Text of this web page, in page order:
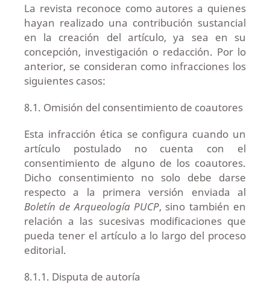
La revista reconoce como autores a quienes
hayan realizado una contribución sustancial
en la creación del artículo, ya sea en su
concepción, investigación o redacción. Por lo
anterior, se consideran como infracciones los
siguientes casos:
8.1. Omisión del consentimiento de coautores
Esta infracción ética se configura cuando un
artículo postulado no cuenta con el
consentimiento de alguno de los coautores.
Dicho consentimiento no solo debe darse
respecto a la primera versión enviada al
Boletín de Arqueología PUCP, sino también en
relación a las sucesivas modificaciones que
pueda tener el artículo a lo largo del proceso
editorial.
8.1.1. Disputa de autoría